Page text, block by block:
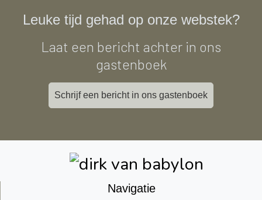
Leuke tijd gehad op onze webstek?
Laat een bericht achter in ons
gastenboek
Schrijf een bericht in ons gastenboek
Navigatie